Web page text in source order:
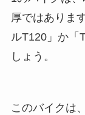
厚ではありま
ルT120」か「
しょう。
このバイクは